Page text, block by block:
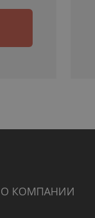
О КОМПАНИИ